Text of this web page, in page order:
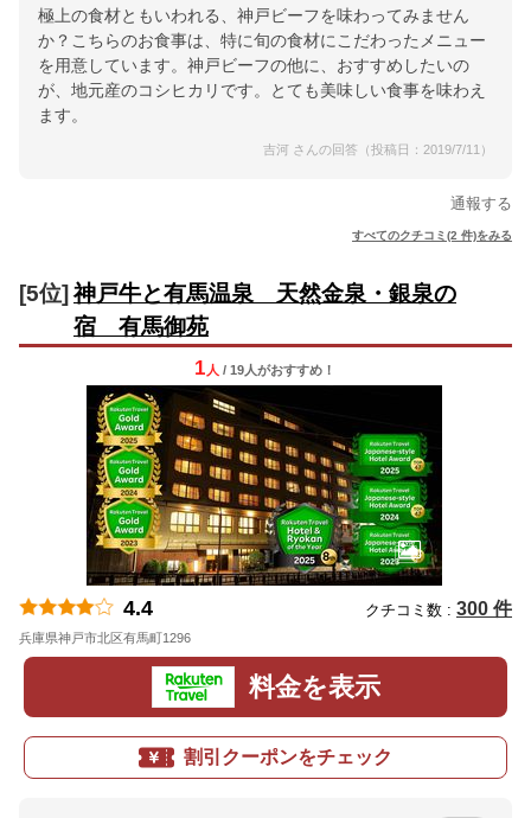
極上の食材ともいわれる、神戸ビーフを味わってみません
か？こちらのお食事は、特に旬の食材にこだわったメニュー
を用意しています。神戸ビーフの他に、おすすめしたいの
が、地元産のコシヒカリです。とても美味しい食事を味わえ
ます。
吉河 さんの回答（投稿日：2019/7/11）
通報する
すべてのクチコミ(2 件)をみる
[5位] 神戸牛と有馬温泉 天然金泉・銀泉の
宿 有馬御苑
1 人 / 19人がおすすめ！
4.4 クチコミ数 : 300 件
兵庫県神戸市北区有馬町1296
料金を表示
割引クーポンをチェック